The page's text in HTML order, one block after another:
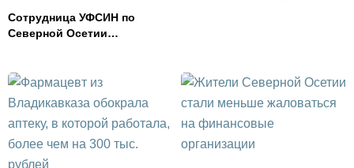
Сотрудница УФСИН по
Северной Осетии
смыслов»